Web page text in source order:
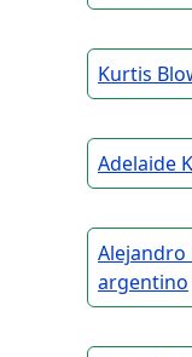
Kurtis
Adelaide
argentino